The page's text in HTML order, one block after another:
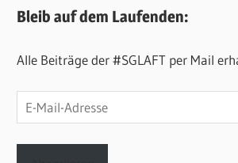
Bleib auf dem Laufenden:
Alle Beiträge der #SGLAFT per Mail
E-
Mail-
Adresse